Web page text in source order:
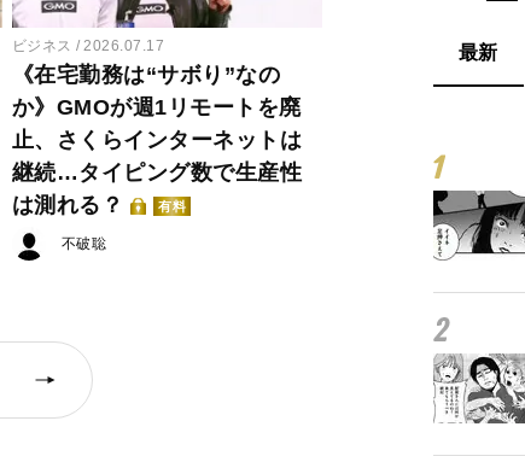
ビジネス 2026.07.17
《在宅勤務は“サボり”なの
か》GMOが週1リモートを廃
止、さくらインターネットは
継続…タイピング数で生産性
は測れる？
有料
不破聡
最新